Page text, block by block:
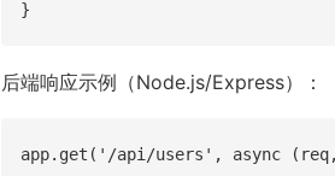
后端响应示例（Node.js/Express）：
app.get('/api/users', async